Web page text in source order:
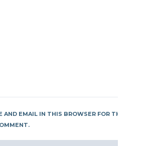
AND EMAIL IN THIS BROWSER FOR THE